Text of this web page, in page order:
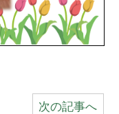
次の記事へ